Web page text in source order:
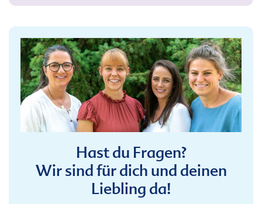
Hast du Fragen?
Wir sind für dich und deinen
Liebling da!